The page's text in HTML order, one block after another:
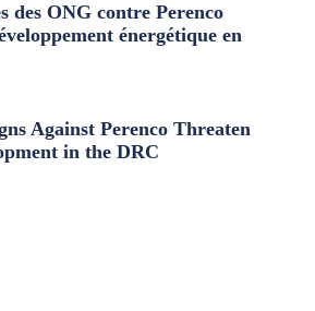
des ONG contre Perenco
énergétique en
Against Perenco Threaten
in the DRC